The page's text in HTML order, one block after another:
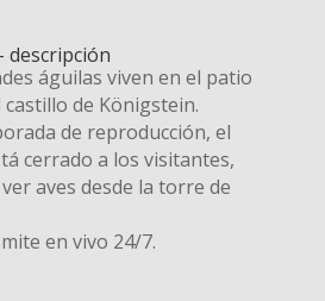
descripción
águilas viven en el patio
de Königstein.
de reproducción, el
cerrado a los visitantes,
aves desde la torre de
en vivo 24/7.